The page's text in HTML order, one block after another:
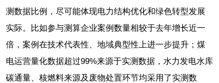
测数据比例，尽可能体现电力结构优化和绿色转型发展
实际。比如参与测算企业案例数量相较于去年增长近一
倍，案例在技术代表性、地域典型性上进一步提升；煤
电运营量化数据超过99%来源于实测数据，水力发电水库
碳通量、核燃料来源及废物处置环节均采用了实测数